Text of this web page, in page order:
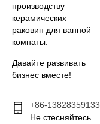
производству
керамических
раковин для ванной
комнаты.
Давайте развивать
бизнес вместе!
+86-13828359133
Не стесняйтесь